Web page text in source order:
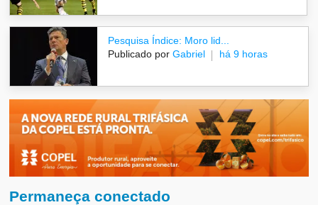
Pesquisa Índice: Moro lid...
Publicado por Gabriel há 9 horas
Permaneça conectado